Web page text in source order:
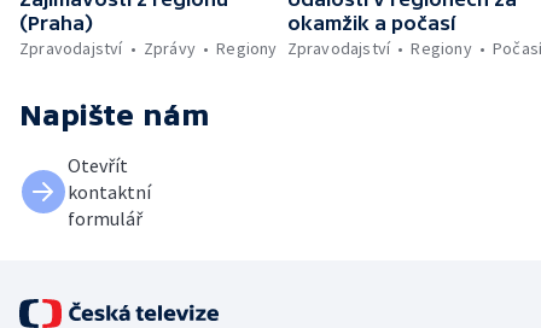
(Praha)
Zpravodajství
Zprávy Regiony
okamžik a počasí
Zpravodajství
Regiony
Napište nám
Otevřít
kontaktní
formulář